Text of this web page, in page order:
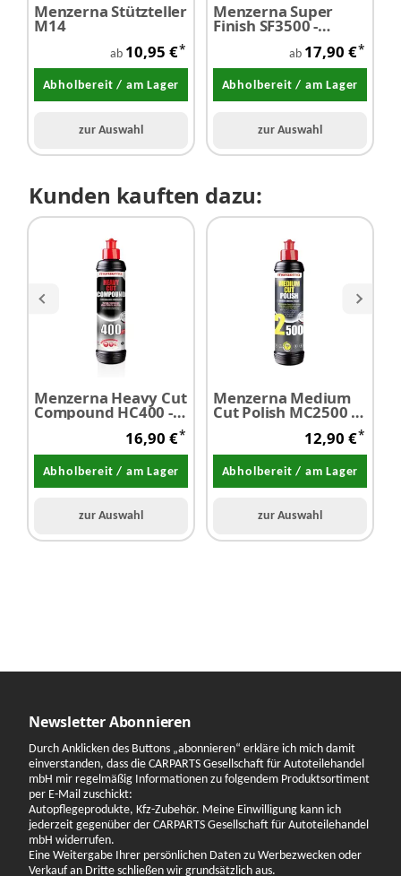
Menzerna Stützteller
M14
ab 10,95 €*
Abholbereit / am Lager
zur Auswahl
Menzerna Super
Finish SF3500 -
ab 17,90 €*
Abholbereit / am Lager
zur Auswahl
Kunden kauften dazu:
Menzerna Heavy Cut
Compound HC400 -
Schleifpaste 250 ml
16,90 €*
Abholbereit / am Lager
zur Auswahl
Menzerna Medium
Cut Polish MC2500 -
Feinschleifpaste 250
12,90 €*
Abholbereit / am Lager
zur Auswahl
Newsletter Abonnieren
Durch Anklicken des Buttons „abonnieren“ erkläre ich mich damit
einverstanden, dass die CARPARTS Gesellschaft für Autoteilehandel
mbH mir regelmäßig Informationen zu folgendem Produktsortiment
per E-Mail zuschickt:
Autopflegeprodukte, Kfz-Zubehör. Meine Einwilligung kann ich
jederzeit gegenüber der CARPARTS Gesellschaft für Autoteilehandel
mbH widerrufen.
Eine Weitergabe Ihrer persönlichen Daten zu Werbezwecken oder
Verkauf an Dritte schließen wir grundsätzlich aus.